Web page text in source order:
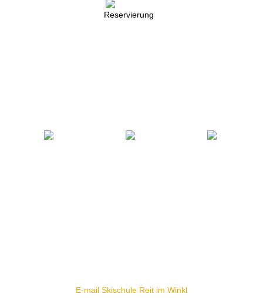
Reservierung
E-mail Skischule Reit im Winkl